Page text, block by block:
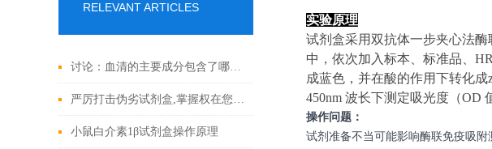
RELEVANT ARTICLES
讨论：血清的主要成分包含了哪些?
严厉打击伪劣试剂盒,掌握权在您手上!
小鼠白介素1β试剂盒操作原理
实验原理
试剂盒采用双抗体一步夹心法酶
中，依次加入标本、标准品、
成蓝色，并在酸的作用下转化
450nm 波长下测定吸光度（OD
操作问题：
试剂准备不当可能影响酶联免疫吸附